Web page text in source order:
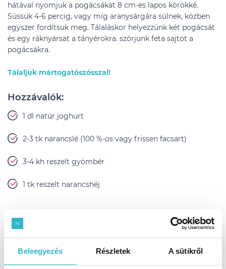
Beleegyezés Részletek A sütikről
hátával nyomjuk a pogácsákat 8 cm-es lapos körökké.
Süssük 4-6 percig, vagy míg aranysárgára sülnek, közben
egyszer fordítsuk meg. Tálaláskor helyezzünk két pogácsát
és egy ráknyársat a tányérokra. szórjunk feta sajtot a
pogácsákra.
Tálaljuk mártogatószósszal!
Hozzávalók:
1 dl natúr joghurt
2-3 tk narancslé (100 %-os vagy frissen facsart)
3-4 kh reszelt gyömbér
1 tk reszelt narancshéj
Javasolt hozzá: teljes kiőrlésű tortilla
Hozzávalók:
96 g teljes kiőrlésű liszt